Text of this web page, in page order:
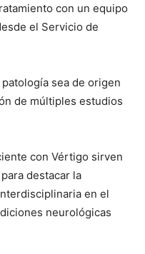
con un equipo
el Servicio de
sea de origen
de múltiples estudios
con Vértigo sirven
destacar la
en el
neurológicas